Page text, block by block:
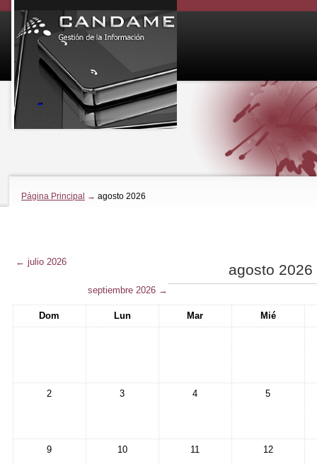
Página Principal → agosto 2026
← julio 2026 agosto 2026
septiembre 2026 →
Dom Lun Mar Mié
2 3 4 5
9 10 11 12